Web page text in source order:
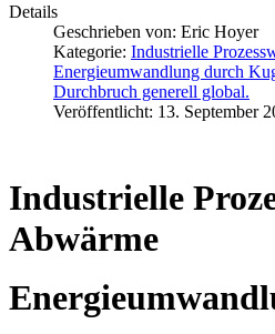
Details
Geschrieben von: Eric Hoyer
Kategorie: Industrielle
Energieumwandlung durch
Durchbruch generell global.
Veröffentlicht: 13. September
Industrielle
Abwärme